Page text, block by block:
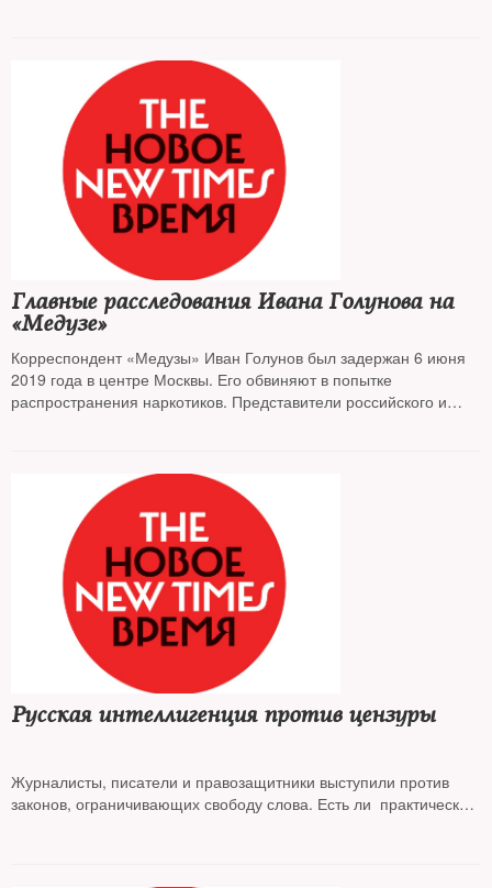
Главные расследования Ивана Голунова на
«Медузе»
Корреспондент «Медузы» Иван Голунов был задержан 6 июня
2019 года в центре Москвы. Его обвиняют в попытке
распространения наркотиков. Представители российского и
обладают высокой общественной значимостью; герои его
текстов могут быть причастны к преследованию.
Русская интеллигенция против цензуры
Журналисты, писатели и правозащитники выступили против
законов, ограничивающих свободу слова. Есть ли практический